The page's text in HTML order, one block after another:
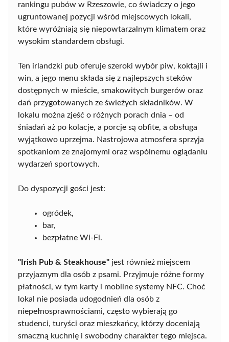
rankingu pubów w Rzeszowie, co świadczy o jego
ugruntowanej pozycji wśród miejscowych lokali,
które wyróżniają się niepowtarzalnym klimatem oraz
wysokim standardem obsługi.
Ten irlandzki pub oferuje szeroki wybór piw, koktajli i
win, a jego menu składa się z najlepszych steków
dostępnych w mieście, smakowitych burgerów oraz
dań przygotowanych ze świeżych składników. W
lokalu można zjeść o różnych porach dnia – od
śniadań aż po kolacje, a porcje są obfite, a obsługa
wyjątkowo uprzejma. Nastrojowa atmosfera sprzyja
spotkaniom ze znajomymi oraz wspólnemu oglądaniu
wydarzeń sportowych.
Do dyspozycji gości jest:
ogródek,
bar,
bezpłatne Wi-Fi.
"Irish Pub & Steakhouse" jest również miejscem
przyjaznym dla osób z psami. Przyjmuje różne formy
płatności, w tym karty i mobilne systemy NFC. Choć
lokal nie posiada udogodnień dla osób z
niepełnosprawnościami, często wybierają go
studenci, turyści oraz mieszkańcy, którzy doceniają
smaczną kuchnię i swobodny charakter tego miejsca.